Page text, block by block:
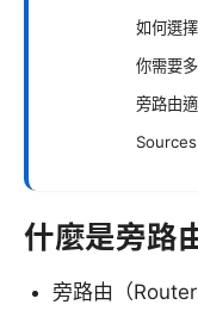
如何選
你需要
旁路由
什麼是旁路
旁路由（